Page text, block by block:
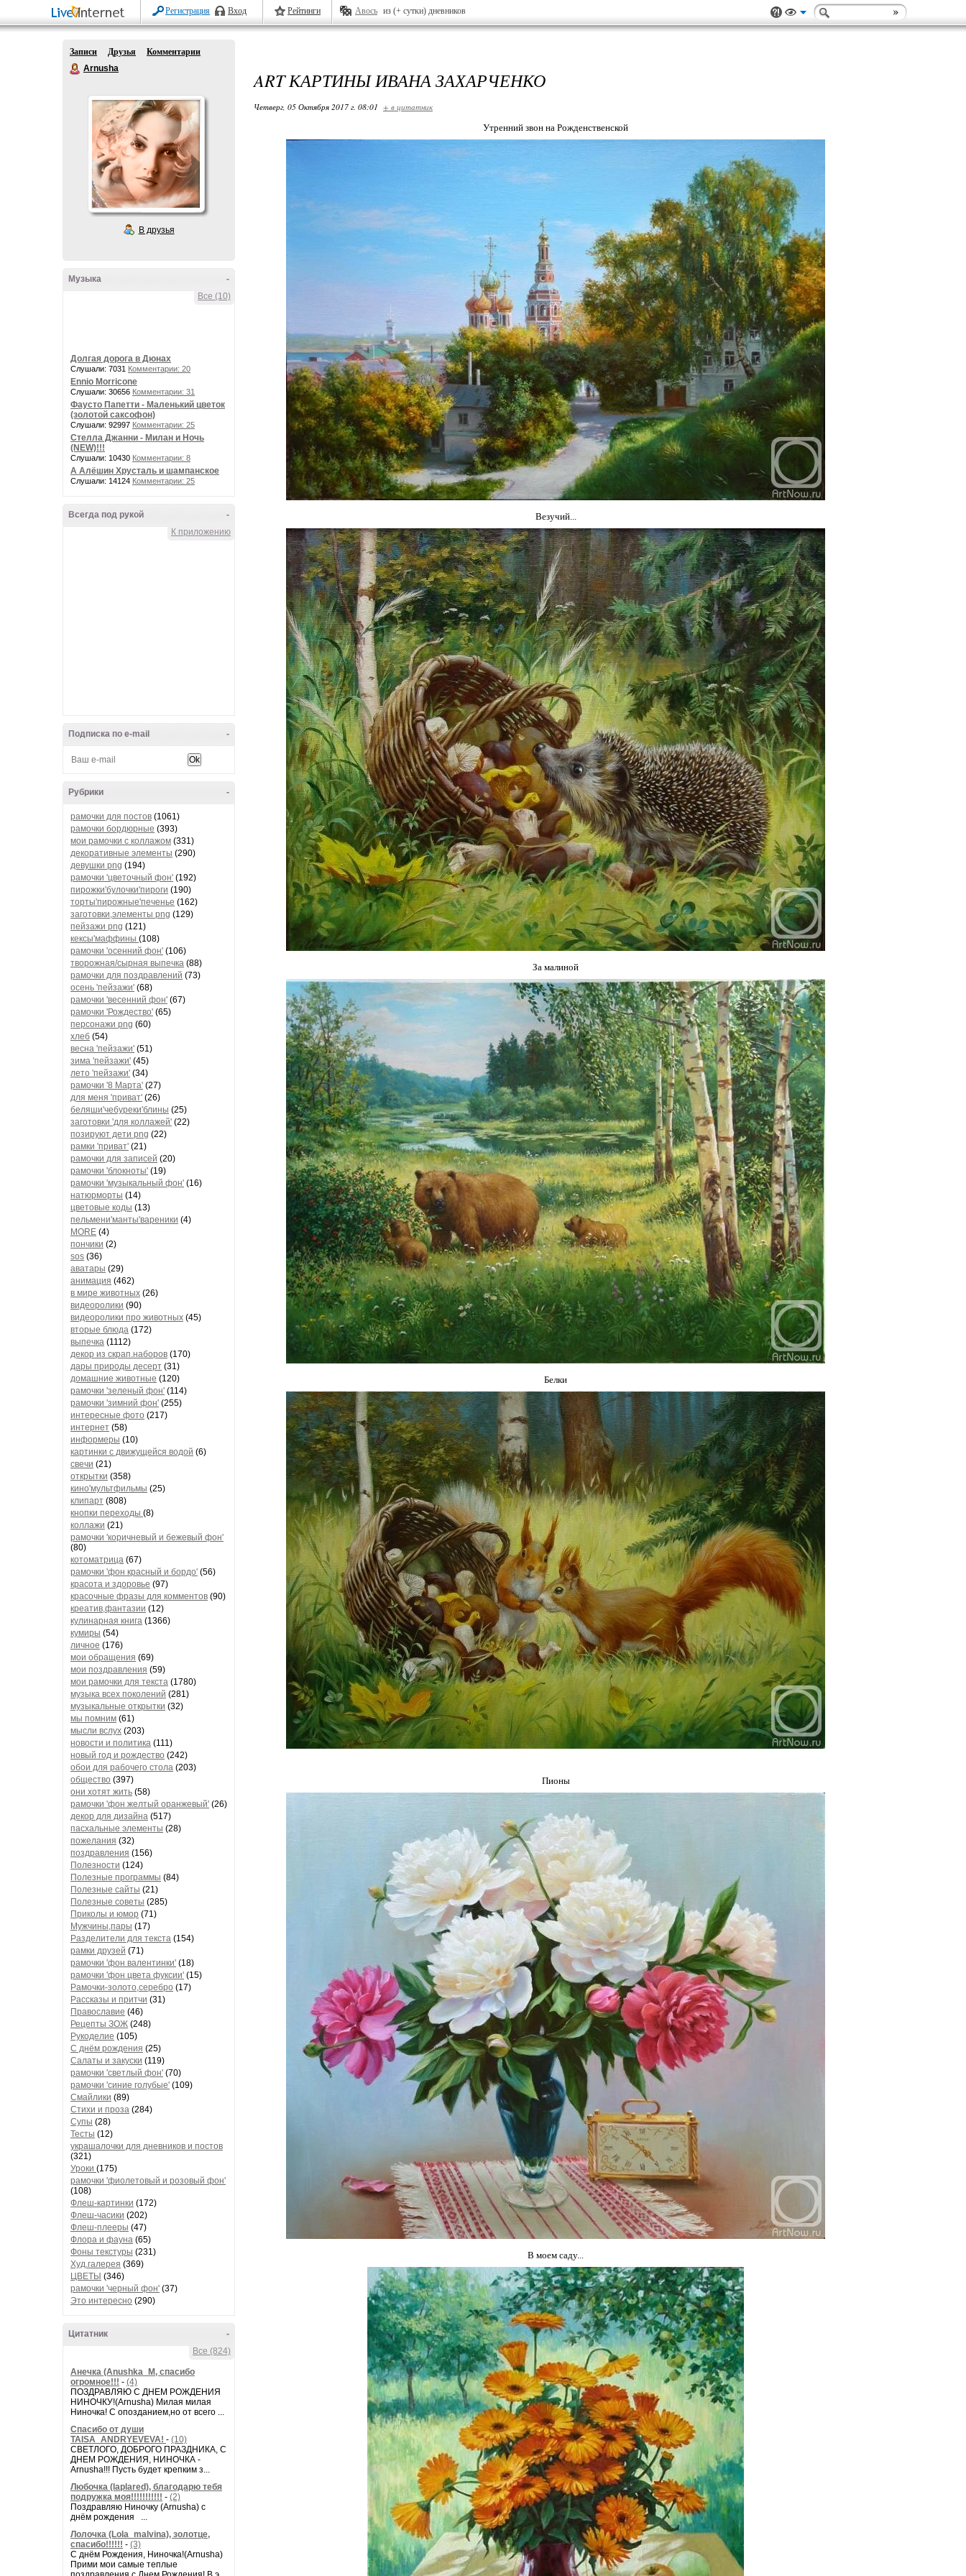
Регистрация Вход Рейтинги Авось из (+ сутки) дневников
Записи Друзья
Комментарии
Arnusha
В друзья
-
Музыка
Все (10)
Долгая дорога в Дюнах
Слушали: 7031 Комментарии: 20
Ennio Morricone
Слушали: 30656 Комментарии: 31
Фаусто Папетти - Маленький цветок
(золотой саксофон)
Слушали: 92997 Комментарии: 25
Стелла Джанни - Милан и Ночь
(NEW)!!!
Слушали: 10430 Комментарии: 8
А Алёшин Хрусталь и шампанское
Слушали: 14124 Комментарии: 25
-
Всегда под рукой
К приложению
-
Подписка по e-mail
-
Рубрики
рамочки для постов (1061)
рамочки бордюрные (393)
мои рамочки с коллажом (331)
декоративные элементы (290)
девушки png (194)
рамочки 'цветочный фон' (192)
пирожки'булочки'пироги (190)
торты'пирожные'печенье (162)
заготовки,элементы png (129)
пейзажи png (121)
кексы'маффины (108)
рамочки 'осенний фон' (106)
творожная/сырная выпечка (88)
рамочки для поздравлений (73)
осень 'пейзажи' (68)
рамочки 'весенний фон' (67)
рамочки 'Рождество' (65)
персонажи png (60)
хлеб (54)
весна 'пейзажи' (51)
зима 'пейзажи' (45)
лето 'пейзажи' (34)
рамочки '8 Марта' (27)
для меня 'приват' (26)
беляши'чебуреки'блины (25)
заготовки 'для коллажей' (22)
позируют дети png (22)
рамки 'приват' (21)
рамочки для записей (20)
рамочки 'блокноты' (19)
рамочки 'музыкальный фон' (16)
натюрморты (14)
цветовые коды (13)
пельмени'манты'вареники (4)
MORE (4)
пончики (2)
sos (36)
аватары (29)
анимация (462)
в мире животных (26)
видеоролики (90)
видеоролики про животных (45)
вторые блюда (172)
выпечка (1112)
декор из скрап.наборов (170)
дары природы десерт (31)
домашние животные (120)
рамочки 'зеленый фон' (114)
рамочки 'зимний фон' (255)
интересные фото (217)
интернет (58)
информеры (10)
картинки с движущейся водой (6)
свечи (21)
открытки (358)
кино'мультфильмы (25)
клипарт (808)
кнопки переходы (8)
коллажи (21)
рамочки 'коричневый и бежевый фон'
(80)
котоматрица (67)
рамочки 'фон красный и бордо' (56)
красота и здоровье (97)
красочные фразы для комментов (90)
креатив,фантазии (12)
кулинарная книга (1366)
кумиры (54)
личное (176)
мои обращения (69)
мои поздравления (59)
мои рамочки для текста (1780)
музыка всех поколений (281)
музыкальные открытки (32)
мы помним (61)
мысли вслух (203)
новости и политика (111)
новый год и рождество (242)
обои для рабочего стола (203)
общество (397)
они хотят жить (58)
рамочки 'фон желтый оранжевый' (26)
декор для дизайна (517)
пасхальные элементы (28)
пожелания (32)
поздравления (156)
Полезности (124)
Полезные программы (84)
Полезные сайты (21)
Полезные советы (285)
Приколы и юмор (71)
Мужчины,пары (17)
Разделители для текста (154)
рамки друзей (71)
рамочки 'фон валентинки' (18)
рамочки 'фон цвета фуксии' (15)
Рамочки-золото,серебро (17)
Рассказы и притчи (31)
Православие (46)
Рецепты ЗОЖ (248)
Рукоделие (105)
С днём рождения (25)
Салаты и закуски (119)
рамочки 'светлый фон' (70)
рамочки 'синие голубые' (109)
Смайлики (89)
Стихи и проза (284)
Супы (28)
Тесты (12)
украшалочки для дневников и постов
(321)
Уроки (175)
рамочки 'фиолетовый и розовый фон'
(108)
Флеш-картинки (172)
Флеш-часики (202)
Флеш-плееры (47)
Флора и фауна (65)
Фоны текстуры (231)
Худ.галерея (369)
ЦВЕТЫ (346)
рамочки 'черный фон' (37)
Это интересно (290)
-
Цитатник
Все (824)
Анечка (Anushka_M, спасибо
огромное!!! - (4)
ПОЗДРАВЛЯЮ С ДНЕМ РОЖДЕНИЯ
НИНОЧКУ!(Arnusha) Милая милая
Ниночка! С опозданием,но от всего ...
Спасибо от души
TAISA_ANDRYEVEVA! - (10)
СВЕТЛОГО, ДОБРОГО ПРАЗДНИКА, С
ДНЕМ РОЖДЕНИЯ, НИНОЧКА -
Arnusha!!! Пусть будет крепким з...
Любочка (laplared), благодарю тебя
подружка моя!!!!!!!!!!! - (2)
Поздравляю Ниночку (Arnusha) с
днём рождения ...
Лолочка (Lola_malvina), золотце,
спасибо!!!!!! - (3)
С днём Рождения, Ниночка!(Аrnusha)
Прими мои самые теплые
ART КАРТИНЫ ИВАНА ЗАХАРЧЕНКО
Четверг, 05 Октября 2017 г. 08:01 + в цитатник
Утренний звон на Рожденственской
Везучий...
За малиной
Белки
Пионы
В моем саду...